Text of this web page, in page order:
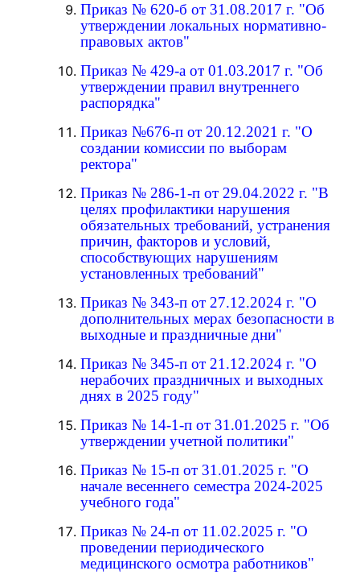
Приказ № 620-б от 31.08.2017 г. "Об
утверждении локальных нормативно-
правовых актов"
Приказ № 429-а от 01.03.2017 г. "Об
утверждении правил внутреннего
распорядка"
Приказ №676-п от 20.12.2021 г. "О
создании комиссии по выборам
ректора"
Приказ № 286-1-п от 29.04.2022 г. "В
целях профилактики нарушения
обязательных требований, устранения
причин, факторов и условий,
способствующих нарушениям
установленных требований"
Приказ № 343-п от 27.12.2024 г. "О
дополнительных мерах безопасности в
выходные и праздничные дни"
Приказ № 345-п от 21.12.2024 г. "О
нерабочих праздничных и выходных
днях в 2025 году"
Приказ № 14-1-п от 31.01.2025 г. "Об
утверждении учетной политики"
Приказ № 15-п от 31.01.2025 г. "О
начале весеннего семестра 2024-2025
учебного года"
Приказ № 24-п от 11.02.2025 г. "О
проведении периодического
медицинского осмотра работников"